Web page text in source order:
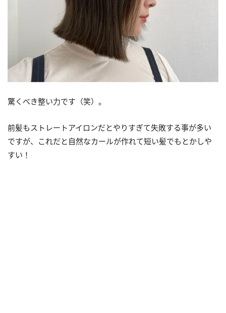
驚くべき整い力です（笑）。
前髪もストレートアイロンだとやりすぎて失敗する事が多い
ですが、これだと自然なカールが作れて短い髪でもとかしや
すい！